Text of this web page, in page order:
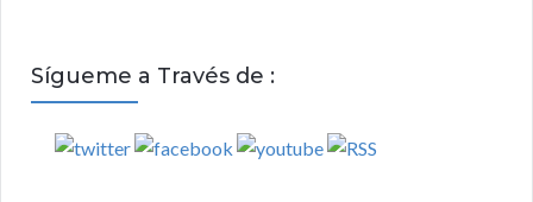
Sígueme a Través de :